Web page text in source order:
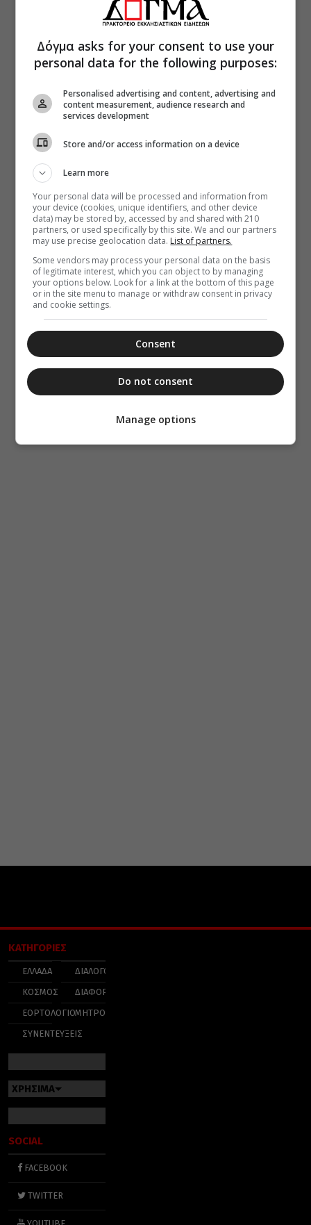
ΚΑΤΗΓΟΡΙΕΣ
ΕΛΛΑΔΑ
ΚΟΣΜΟΣ
ΕΟΡΤΟΛΟΓΙΟ
ΣΥΝΕΝΤΕΥΞΕΙΣ
ΔΙΑΛΟΓΟΣ
ΔΙΑΦΟΡΑ
ΜΗΤΡΟΠΟΛΕΙΣ
ΧΡΗΣΙΜΑ
SOCIAL
FACEBOOK
TWITTER
YOUTUBE
Δόγμα asks for your consent to use your
personal data for the following purposes:
Personalised advertising and content, advertising and
content measurement, audience research and
services development
Store and/or access information on a device
Learn more
Your personal data will be processed and information from
your device (cookies, unique identifiers, and other device
data) may be stored by, accessed by and shared with 210
partners, or used specifically by this site. We and our partners
may use precise geolocation data. List of partners.
Some vendors may process your personal data on the basis
of legitimate interest, which you can object to by managing
your options below. Look for a link at the bottom of this page
or in the site menu to manage or withdraw consent in privacy
and cookie settings.
Consent
Do not consent
Manage options